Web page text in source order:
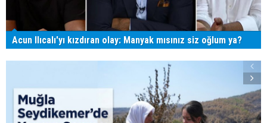
Acun Ilıcalı'yı kızdıran olay: Manyak mısınız siz oğlum ya?